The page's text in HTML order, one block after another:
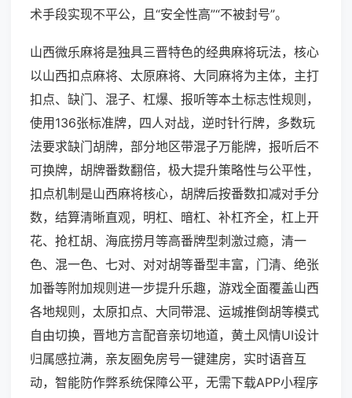
术手段实现不平公，且“安全性高”“不被封号”。
山西微乐麻将是独具三晋特色的经典麻将玩法，核心
以山西扣点麻将、太原麻将、大同麻将为主体，主打
扣点、缺门、混子、杠爆、报听等本土标志性规则，
使用136张标准牌，四人对战，逆时针行牌，多数玩
法要求缺门胡牌，部分地区带混子万能牌，报听后不
可换牌，胡牌番数翻倍，极大提升策略性与公平性，
扣点机制是山西麻将核心，胡牌后按番数扣减对手分
数，结算清晰直观，明杠、暗杠、补杠齐全，杠上开
花、抢杠胡、海底捞月等高番牌型刺激过瘾，清一
色、混一色、七对、对对胡等番型丰富，门清、绝张
加番等附加规则进一步提升乐趣，游戏全面覆盖山西
各地规则，太原扣点、大同带混、运城推倒胡等模式
自由切换，晋地方言配音亲切地道，黄土风情UI设计
归属感拉满，亲友圈免房号一键建房，实时语音互
动，智能防作弊系统保障公平，无需下载APP小程序